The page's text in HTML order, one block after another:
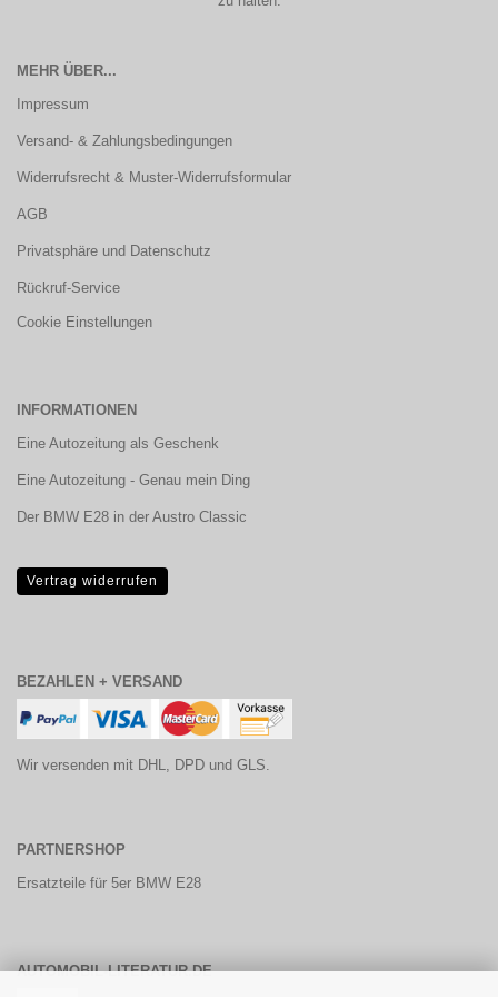
MEHR ÜBER...
Impressum
Versand- & Zahlungsbedingungen
Widerrufsrecht & Muster-Widerrufsformular
AGB
Privatsphäre und Datenschutz
Rückruf-Service
Cookie Einstellungen
INFORMATIONEN
Eine Autozeitung als Geschenk
Eine Autozeitung - Genau mein Ding
Der BMW E28 in der Austro Classic
Vertrag widerrufen
BEZAHLEN + VERSAND
Wir versenden mit DHL, DPD und GLS.
PARTNERSHOP
Ersatzteile für 5er BMW E28
AUTOMOBIL-LITERATUR.DE